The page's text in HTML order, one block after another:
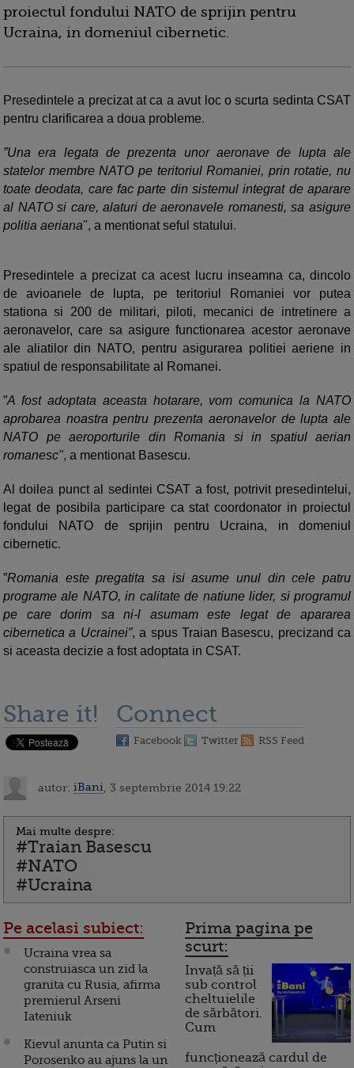
proiectul fondului NATO de sprijin pentru
Ucraina, in domeniul cibernetic.
Presedintele a precizat at ca a avut loc o scurta sedinta CSAT
pentru clarificarea a doua probleme.
”Una era legata de prezenta unor aeronave de lupta ale
statelor membre NATO pe teritoriul Romaniei, prin rotatie, nu
toate deodata, care fac parte din sistemul integrat de aparare
al NATO si care, alaturi de aeronavele romanesti, sa asigure
politia aeriana", a mentionat seful statului.
Presedintele a precizat ca acest lucru inseamna ca, dincolo
de avioanele de lupta, pe teritoriul Romaniei vor putea
stationa si 200 de militari, piloti, mecanici de intretinere a
aeronavelor, care sa asigure functionarea acestor aeronave
ale aliatilor din NATO, pentru asigurarea politiei aeriene in
spatiul de responsabilitate al Romanei.
”A fost adoptata aceasta hotarare, vom comunica la NATO
aprobarea noastra pentru prezenta aeronavelor de lupta ale
NATO pe aeroporturile din Romania si in spatiul aerian
romanesc", a mentionat Basescu.
Al doilea punct al sedintei CSAT a fost, potrivit presedintelui,
legat de posibila participare ca stat coordonator in proiectul
fondului NATO de sprijin pentru Ucraina, in domeniul
cibernetic.
”Romania este pregatita sa isi asume unul din cele patru
programe ale NATO, in calitate de natiune lider, si programul
pe care dorim sa ni-l asumam este legat de apararea
cibernetica a Ucrainei”, a spus Traian Basescu, precizand ca
si aceasta decizie a fost adoptata in CSAT.
Share it! Connect
Facebook Twitter RSS Feed
autor: iBani , 3 septembrie 2014 19:22
Mai multe despre:
#Traian Basescu
#NATO
#Ucraina
Pe acelasi subiect:
Ucraina vrea sa
construiasca un zid la
granita cu Rusia, afirma
premierul Arseni
Iateniuk
Kievul anunta ca Putin si
Porosenko au ajuns la un
Prima pagina pe
scurt:
Invață să ții
sub control
cheltuielile
de sărbători.
Cum
funcționează cardul de